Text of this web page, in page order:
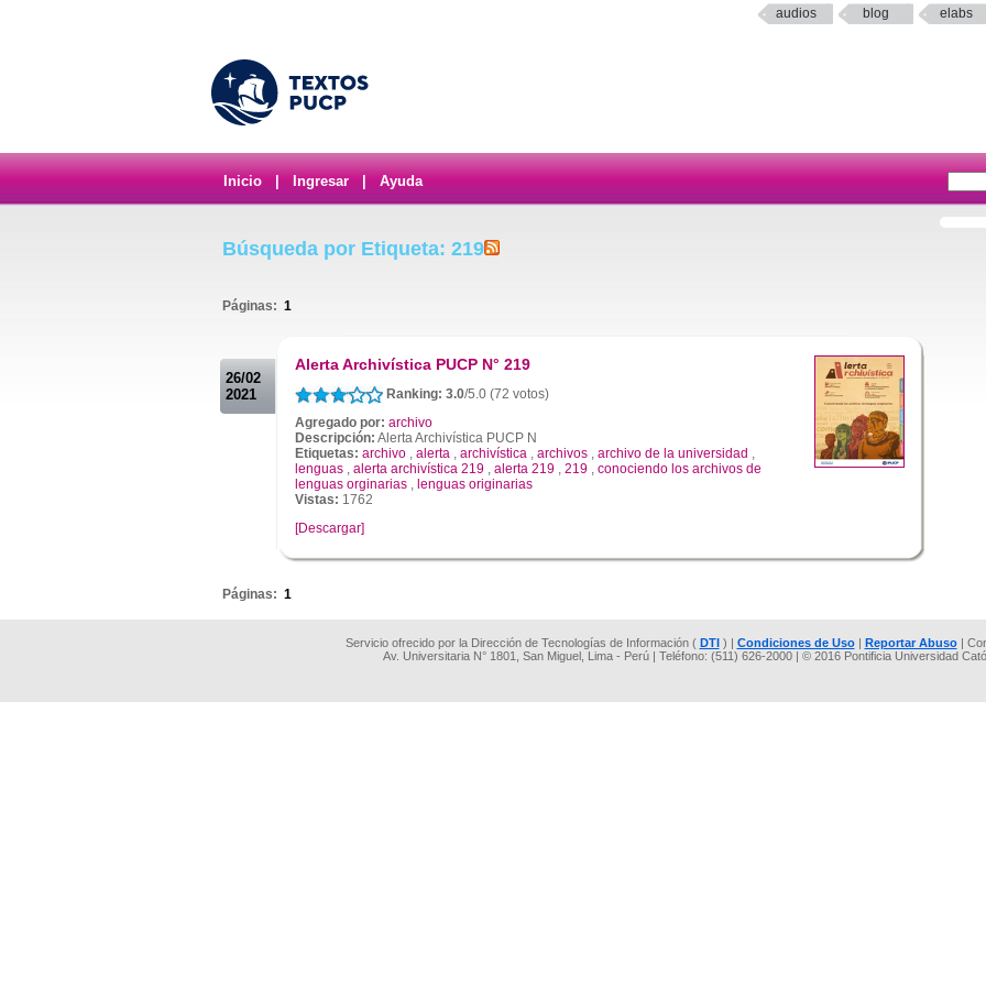
audios blog elabs
Inicio Ingresar Ayuda
Búsqueda por Etiqueta: 219
Páginas: 1
26/02
2021
Alerta Archivística PUCP N° 219
Ranking: 3.0/5.0 (72 votos)
Agregado por: archivo
Descripción: Alerta Archivística PUCP N
Etiquetas: archivo , alerta , archivística , archivos , archivo de la universidad ,
lenguas , alerta archivística 219 , alerta 219 , 219 , conociendo los archivos de
lenguas orginarias , lenguas originarias
Vistas: 1762
[Descargar]
Páginas: 1
Servicio ofrecido por la Dirección de Tecnologías de Información ( DTI) | Condiciones de Uso| Reportar Abuso|
Av. Universitaria N° 1801, San Miguel, Lima - Perú | Teléfono: (511) 626-2000 | © 2016 Pontificia Universidad